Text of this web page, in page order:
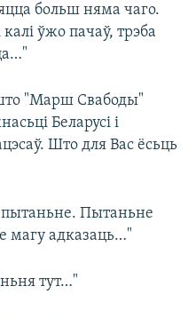
больш няма чаго.
ўжо пачаў, трэба
"Марш Свабоды"
Беларусі і
Што для Вас ёсьць
пытаньне. Пытаньне
магу адказаць…"
тут…"